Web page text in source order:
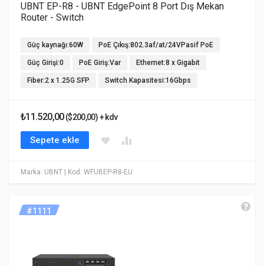
Marka: UBNT | Kod: WFUBEP-R8-EU
UBNT EP-R8 - UBNT EdgePoint 8 Port Dış Mekan
Router - Switch
Güç kaynağı:60W PoE Çıkış:802.3af/at/24VPasif PoE
Güç Girişi:0 PoE Giriş:Var Ethernet:8 x Gigabit
Fiber:2 x 1.25G SFP Switch Kapasitesi:16Gbps
₺11.520,00($200,00) + kdv
Sepete ekle
#1111